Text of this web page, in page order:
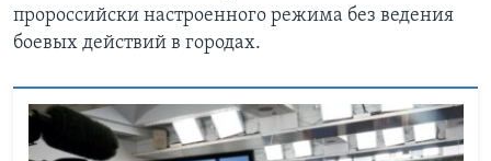
пророссийски настроенного режима без ведения
боевых действий в городах.